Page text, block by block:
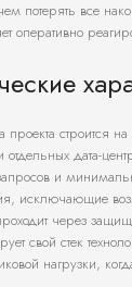
потерять все
оперативно
проекта строится
отдельных дата-
и
исключающие
через
свой стек
нагрузки,